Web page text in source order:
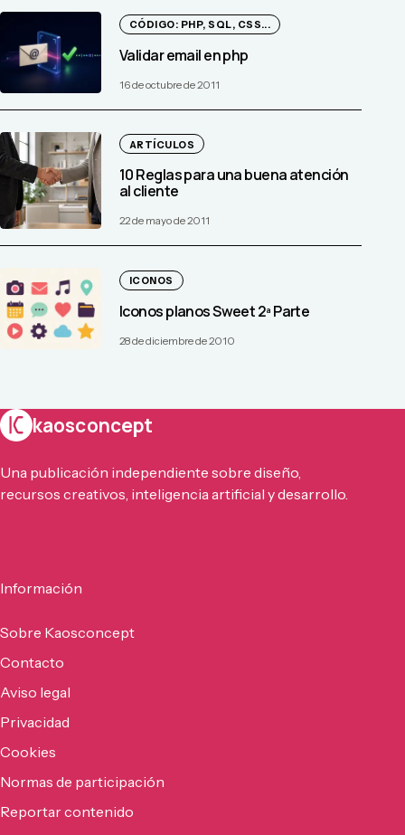
CÓDIGO: PHP, SQL, CSS...
Validar email en php
16 de octubre de 2011
ARTÍCULOS
10 Reglas para una buena atención
al cliente
22 de mayo de 2011
ICONOS
Iconos planos Sweet 2ª Parte
28 de diciembre de 2010
kaosconcept
Una publicación independiente sobre diseño,
recursos creativos, inteligencia artificial y desarrollo.
Información
Sobre Kaosconcept
Contacto
Aviso legal
Privacidad
Cookies
Normas de participación
Reportar contenido